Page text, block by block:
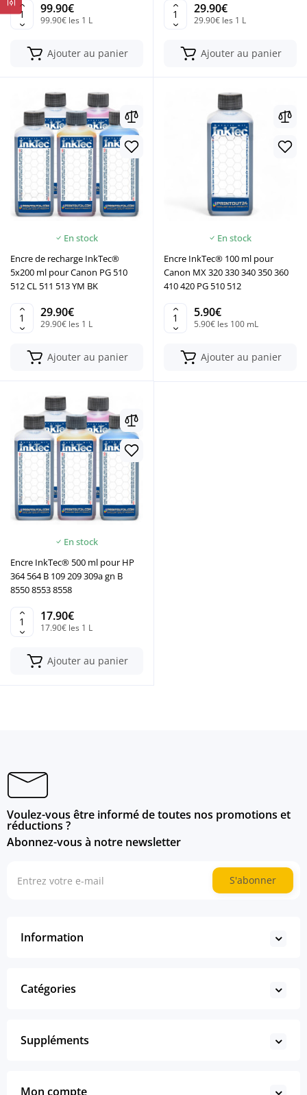
99.90€
99.90€ les 1 L
Ajouter au panier
29.90€
29.90€ les 1 L
Ajouter au panier
En stock
Encre de recharge InkTec®
5x200 ml pour Canon PG 510
512 CL 511 513 YM BK
29.90€
29.90€ les 1 L
Ajouter au panier
En stock
Encre InkTec® 100 ml pour
Canon MX 320 330 340 350 360
410 420 PG 510 512
5.90€
5.90€ les 100 mL
Ajouter au panier
En stock
Encre InkTec® 500 ml pour HP
364 564 B 109 209 309a gn B
8550 8553 8558
17.90€
17.90€ les 1 L
Ajouter au panier
Voulez-vous être informé de toutes nos promotions et
réductions ?
Abonnez-vous à notre newsletter
S'abonner
Information
Catégories
Suppléments
Mon compte